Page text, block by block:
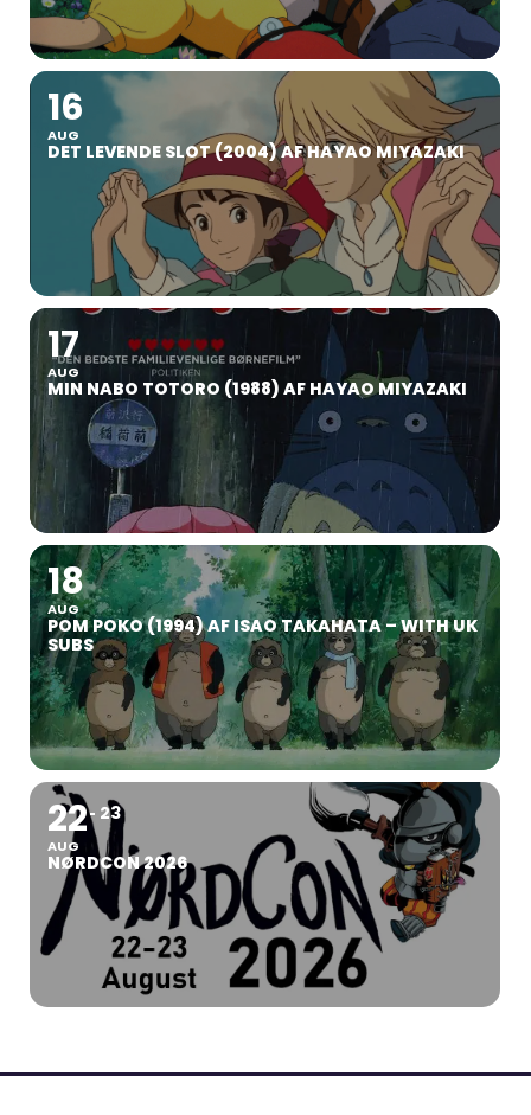
16
AUG
DET LEVENDE SLOT (2004) AF HAYAO MIYAZAKI
17
AUG
MIN NABO TOTORO (1988) AF HAYAO MIYAZAKI
18
AUG
POM POKO (1994) AF ISAO TAKAHATA – WITH UK
SUBS
22
AUG
23
NØRDCON 2026